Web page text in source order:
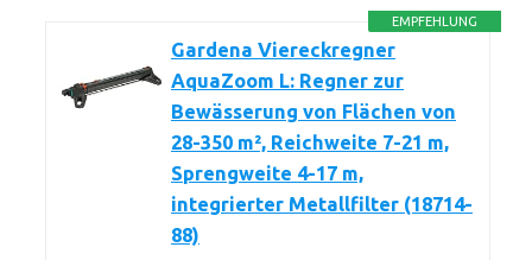
EMPFEHLUNG
Gardena Viereckregner
AquaZoom L: Regner zur
Bewässerung von Flächen von
28-350 m², Reichweite 7-21 m,
Sprengweite 4-17 m,
integrierter Metallfilter (18714-
88)